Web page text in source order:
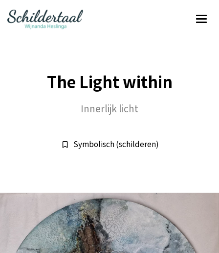
The Light within
Innerlijk licht
bookmark_border Symbolisch (schilderen)